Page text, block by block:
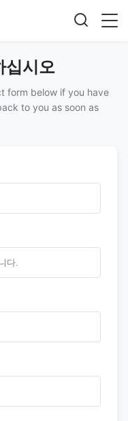
십시오
form below if you have
to you as soon as